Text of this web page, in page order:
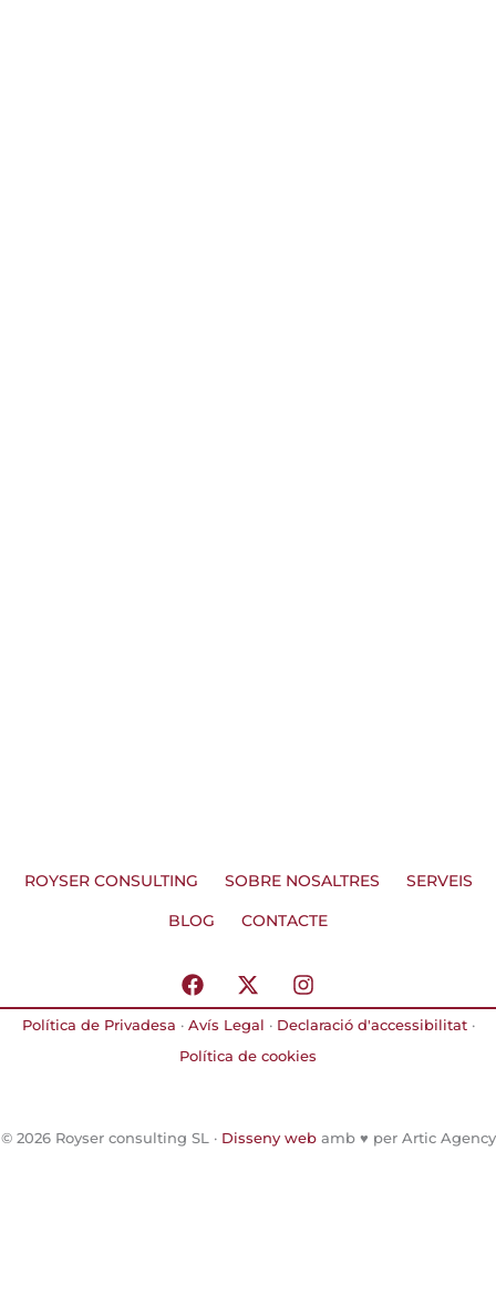
ROYSER CONSULTING SOBRE NOSALTRES
SERVEIS
BLOG
CONTACTE
F
a
c
e
b
k
X
-
t
w
i
r
I
n
s
t
a
a
m
Política de Privadesa · Avís Legal · Declaració d'accessibilitat·
Política de cookies
© 2026 Royser consulting SL · Disseny webamb ♥️ per Artic Agency